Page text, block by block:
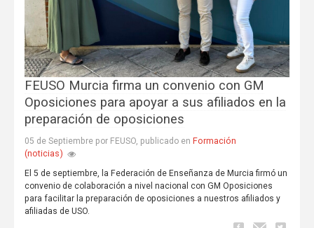
FEUSO Murcia firma un convenio con GM
Oposiciones para apoyar a sus afiliados en la
preparación de oposiciones
05 de Septiembre por FEUSO, publicado en Formación
(noticias)
El 5 de septiembre, la Federación de Enseñanza de Murcia firmó un
convenio de colaboración a nivel nacional con GM Oposiciones
para facilitar la preparación de oposiciones a nuestros afiliados y
afiliadas de USO.